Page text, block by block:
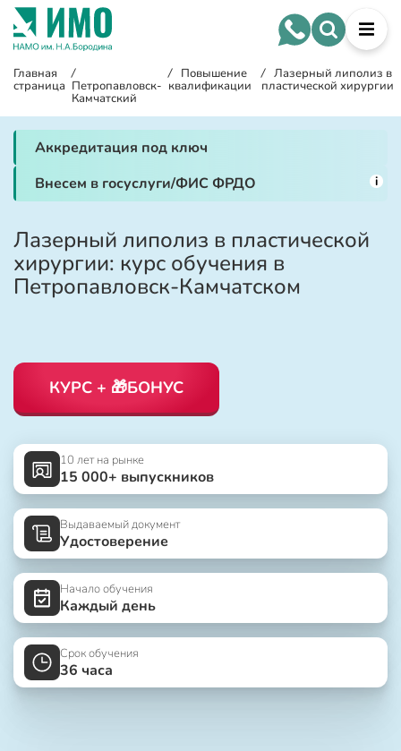
Главная
страница
/
Петропавловск-
Камчатский
/ Повышение
квалификации
/ Лазерный липолиз в
пластической хирургии
Аккредитация под ключ
Внесем в госуслуги/ФИС ФРДО
i
Лазерный липолиз в пластической
хирургии: курс обучения в
Петропавловск-Камчатском
КУРС + 🎁БОНУС
10 лет на рынке
15 000+ выпускников
Выдаваемый документ
Удостоверение
Начало обучения
Каждый день
Срок обучения
36 часа